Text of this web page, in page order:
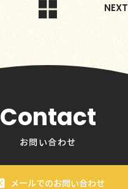
NEXT
Contact
お問い合わせ
メールでのお問い合わせ